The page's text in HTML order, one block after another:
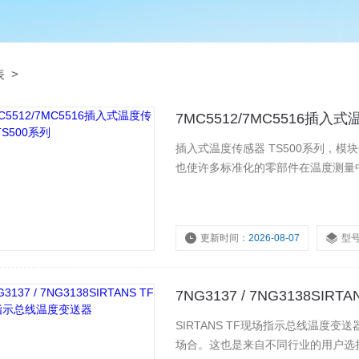
>
7MC5512/7MC5516插入式
插入式温度传感器 TS500系列，模
也使许多标准化的零部件在温度测量
更新时间：2026-08-07 型
7NG3137 /
SIRTANS TF现场指示总线温度变
场合。这也是来自不同行业的用户